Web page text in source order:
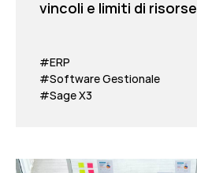
vincoli e limiti di risorse
#ERP
#Software Gestionale
#Sage X3